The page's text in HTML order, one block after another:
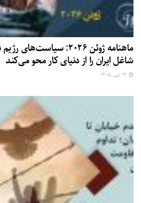
ماهنامه ژوئن ۲۰۲۶:
شاغل ایران را از دنیای کار محو می‌کند